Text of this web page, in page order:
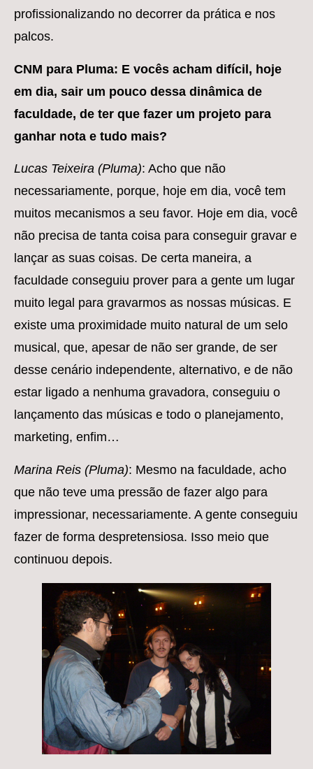
profissionalizando no decorrer da prática e nos
palcos.
CNM para Pluma: E vocês acham difícil, hoje
em dia, sair um pouco dessa dinâmica de
faculdade, de ter que fazer um projeto para
ganhar nota e tudo mais?
Lucas Teixeira (Pluma): Acho que não
necessariamente, porque, hoje em dia, você tem
muitos mecanismos a seu favor. Hoje em dia, você
não precisa de tanta coisa para conseguir gravar e
lançar as suas coisas. De certa maneira, a
faculdade conseguiu prover para a gente um lugar
muito legal para gravarmos as nossas músicas. E
existe uma proximidade muito natural de um selo
musical, que, apesar de não ser grande, de ser
desse cenário independente, alternativo, e de não
estar ligado a nenhuma gravadora, conseguiu o
lançamento das músicas e todo o planejamento,
marketing, enfim…
Marina Reis (Pluma): Mesmo na faculdade, acho
que não teve uma pressão de fazer algo para
impressionar, necessariamente. A gente conseguiu
fazer de forma despretensiosa. Isso meio que
continuou depois.